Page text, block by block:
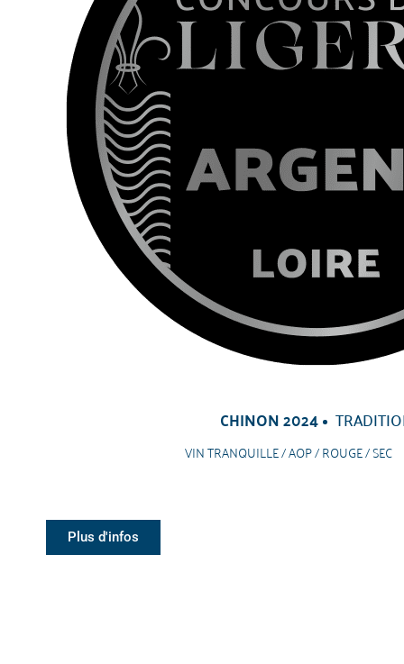
CHINON 2024
VIN TRANQUILLE / AOP / ROUGE / SEC
Plus d'infos